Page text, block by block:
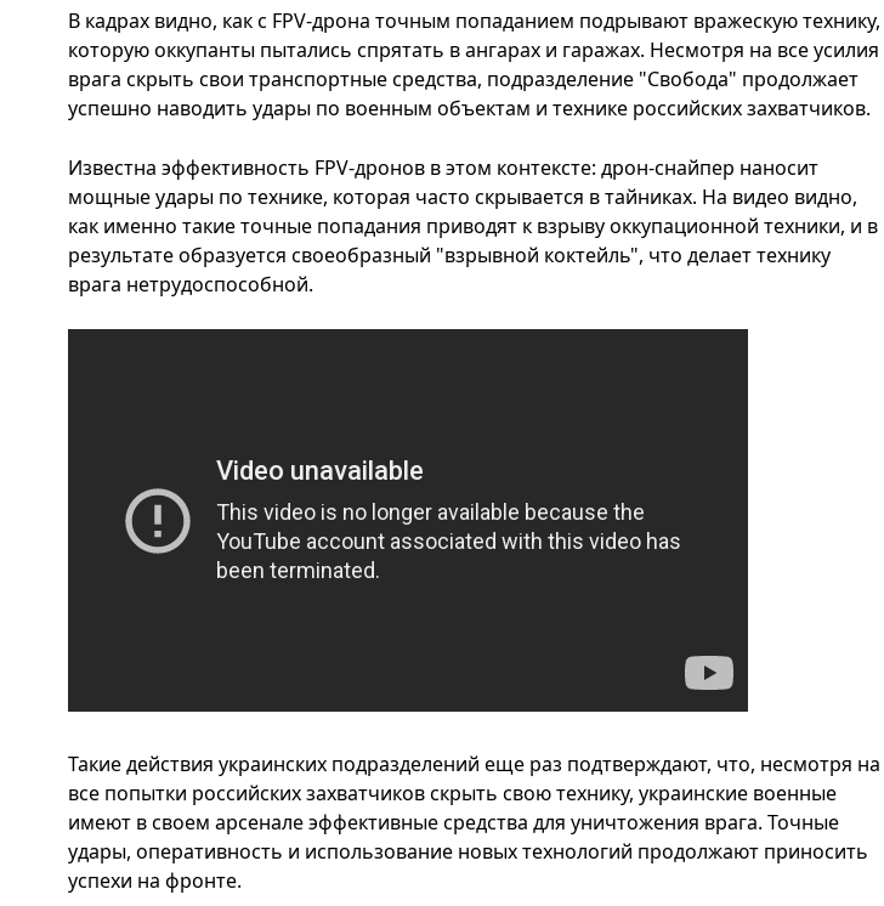
В кадрах видно, как с FPV-дрона точным попаданием подрывают вражескую технику,
которую оккупанты пытались спрятать в ангарах и гаражах. Несмотря на все усилия
врага скрыть свои транспортные средства, подразделение "Свобода" продолжает
успешно наводить удары по военным объектам и технике российских захватчиков.
Известна эффективность FPV-дронов в этом контексте: дрон-снайпер наносит
мощные удары по технике, которая часто скрывается в тайниках. На видео видно,
как именно такие точные попадания приводят к взрыву оккупационной техники, и в
результате образуется своеобразный "взрывной коктейль", что делает технику
врага нетрудоспособной.
Такие действия украинских подразделений еще раз подтверждают, что, несмотря на
все попытки российских захватчиков скрыть свою технику, украинские военные
имеют в своем арсенале эффективные средства для уничтожения врага. Точные
удары, оперативность и использование новых технологий продолжают приносить
успехи на фронте.